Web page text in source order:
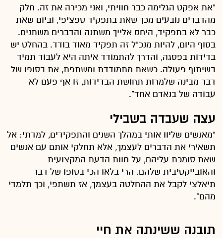
"את אפקט הגלימה כבר חוויתי, ואני מכירה את זה. חלק
מהדברים נובעים מכך שאת בתפקיד ספציפי, וביום שאת
כבר לא בתפקיד, היחס אלייך משתנה והדברים משתנים.
בסוף היום, להיות מנכ"ל זה תפקיד מאוד בודד. בהחלט יש
בדידות בפסגה, והדרך להתמודד איתה היא לעבוד תמיד
בשיתוף פעולה. כשאת מתמודדת ומשתפת, את בסופו של
דבר מבינה שלמרות תחושת הבדידות, זו אף פעם לא
עבודה של בנאדם אחד".
עצה שעבדה בשבילי
"מאנשים שליוו אותי במהלך השנים והתפקידים, למדתי: אל
תשאירי את הדברים לעצמך, אלא תחלקי אותם עם אנשים
שאת סומכת עליהם, על חוות הדעת המקצועית
והאובייקטיבית שלהם. הרי בלאו הכי בסופו של דבר
תיאלצי לקבל את ההחלטה בעצמך, אז תשתפי, וכך תלמדי
מהם".
תובנה ששינתה את חיי